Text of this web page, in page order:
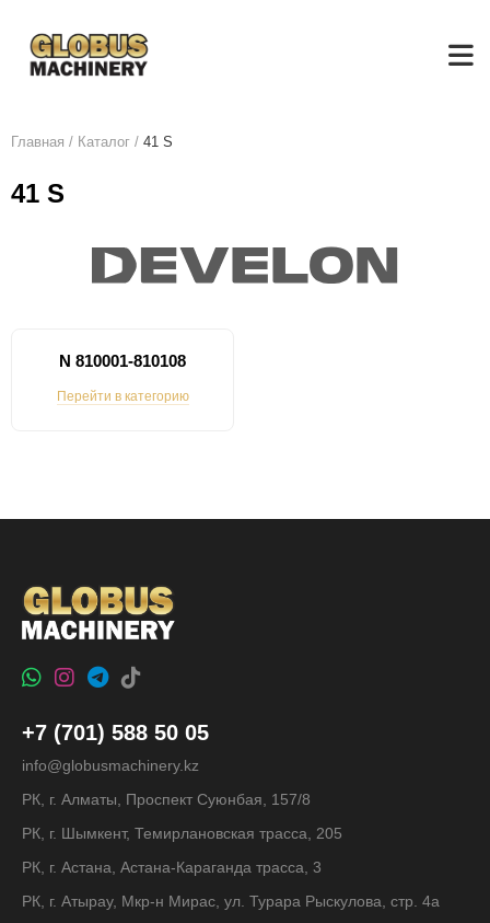
Главная / Каталог / 41 S
41 S
N 810001-810108
Перейти в категорию
+7 (701) 588 50 05
info@globusmachinery.kz
РК, г. Алматы, Проспект Суюнбая, 157/8
РК, г. Шымкент, Темирлановская трасса, 205
РК, г. Астана, Астана-Караганда трасса, 3
РК, г. Атырау, Мкр-н Мирас, ул. Турара Рыскулова, стр. 4а